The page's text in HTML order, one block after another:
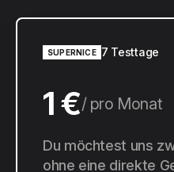
SUPERNICE 7 Testtage
1 € pro Monat
10 € pro Jahr
Du möchtest uns
ohne eine direkte